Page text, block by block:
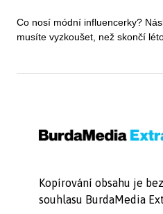
Co nosí módní influencerky?
musíte vyzkoušet, než skončí
Kopírování obsahu je
souhlasu BurdaMedia